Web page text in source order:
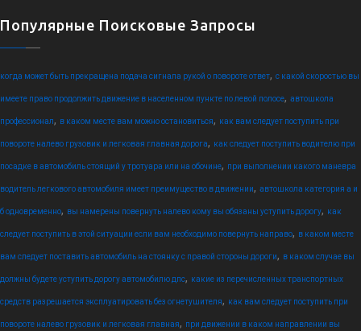
Популярные Поисковые Запросы
когда может быть прекращена подача сигнала рукой о повороте ответ, с какой скоростью вы
имеете право продолжить движение в населенном пункте по левой полосе, автошкола
профессионал, в каком месте вам можно остановиться, как вам следует поступить при
повороте налево грузовик и легковая главная дорога, как следует поступить водителю при
посадке в автомобиль стоящий у тротуара или на обочине, при выполнении какого маневра
водитель легкового автомобиля имеет преимущество в движении, автошкола категория а и
б одновременно, вы намерены повернуть налево кому вы обязаны уступить дорогу, как
следует поступить в этой ситуации если вам необходимо повернуть направо, в каком месте
вам следует поставить автомобиль на стоянку с правой стороны дороги, в каком случае вы
должны будете уступить дорогу автомобилю дпс, какие из перечисленных транспортных
средств разрешается эксплуатировать без огнетушителя, как вам следует поступить при
повороте налево грузовик и легковая главная, при движении в каком направлении вы